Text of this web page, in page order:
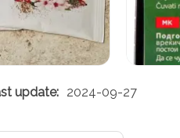
2024-09-27